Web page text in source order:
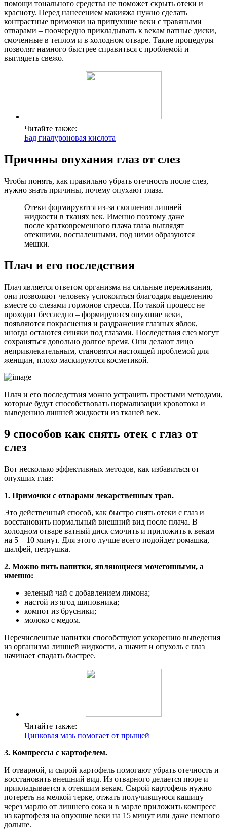
помощи тонального средства не поможет скрыть отеки и
красноту. Перед нанесением макияжа нужно сделать
контрастные примочки на припухшие веки с травяными
отварами – поочередно прикладывать к векам ватные диски,
смоченные в теплом и в холодном отваре. Такие процедуры
позволят намного быстрее справиться с проблемой и
выглядеть свежо.
Читайте также:
Бад гиалуроновая кислота
Причины опухания глаз от слез
Чтобы понять, как правильно убрать отечность после слез,
нужно знать причины, почему опухают глаза.
Отеки формируются из-за скопления лишней
жидкости в тканях век. Именно поэтому даже
после кратковременного плача глаза выглядят
отекшими, воспаленными, под ними образуются
мешки.
Плач и его последствия
Плач является ответом организма на сильные переживания,
они позволяют человеку успокоиться благодаря выделению
вместе со слезами гормонов стресса. Но такой процесс не
проходит бесследно – формируются опухшие веки,
появляются покраснения и раздражения глазных яблок,
иногда остаются синяки под глазами. Последствия слез могут
сохраняться довольно долгое время. Они делают лицо
непривлекательным, становятся настоящей проблемой для
женщин, плохо маскируются косметикой.
Плач и его последствия можно устранить простыми методами,
которые будут способствовать нормализации кровотока и
выведению лишней жидкости из тканей век.
9 способов как снять отек с глаз от
слез
Вот несколько эффективных методов, как избавиться от
опухших глаз:
1. Примочки с отварами лекарственных трав.
Это действенный способ, как быстро снять отеки с глаз и
восстановить нормальный внешний вид после плача. В
холодном отваре ватный диск смочить и приложить к векам
на 5 – 10 минут. Для этого лучше всего подойдет ромашка,
шалфей, петрушка.
2. Можно пить напитки, являющиеся мочегонными, а
именно:
зеленый чай с добавлением лимона;
настой из ягод шиповника;
компот из брусники;
молоко с медом.
Перечисленные напитки способствуют ускорению выведения
из организма лишней жидкости, а значит и опухоль с глаз
начинает спадать быстрее.
Читайте также:
Цинковая мазь помогает от прыщей
3. Компрессы с картофелем.
И отварной, и сырой картофель помогают убрать отечность и
восстановить внешний вид. Из отварного делается пюре и
прикладывается к отекшим векам. Сырой картофель нужно
потереть на мелкой терке, отжать получившуюся кашицу
через марлю от лишнего сока и в марле приложить компресс
из картофеля на опухшие веки на 15 минут или даже немного
дольше.